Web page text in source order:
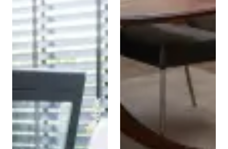
Een volledig stalen
balustrade met horizontale
spijlen bij een trap